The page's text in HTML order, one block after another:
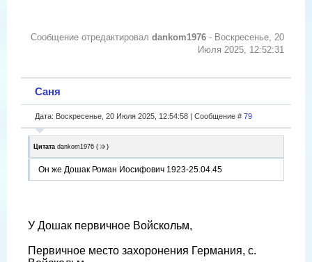
Сообщение отредактировал dankom1976 - Воскресенье, 20
Июля 2025, 12:52:31
Саня
Дата: Воскресенье, 20 Июля 2025, 12:54:58 | Сообщение # 79
Цитата dankom1976 ( )
Он же Дошак Роман Иосифович 1923-25.04.45
У Дошак первичное Войскольм,
Первичное место захоронения Германия, с.